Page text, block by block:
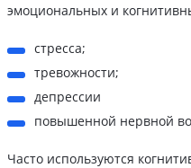
эмоциональных и
стресса;
тревожности;
депрессии
повышенной нервной
Часто используются